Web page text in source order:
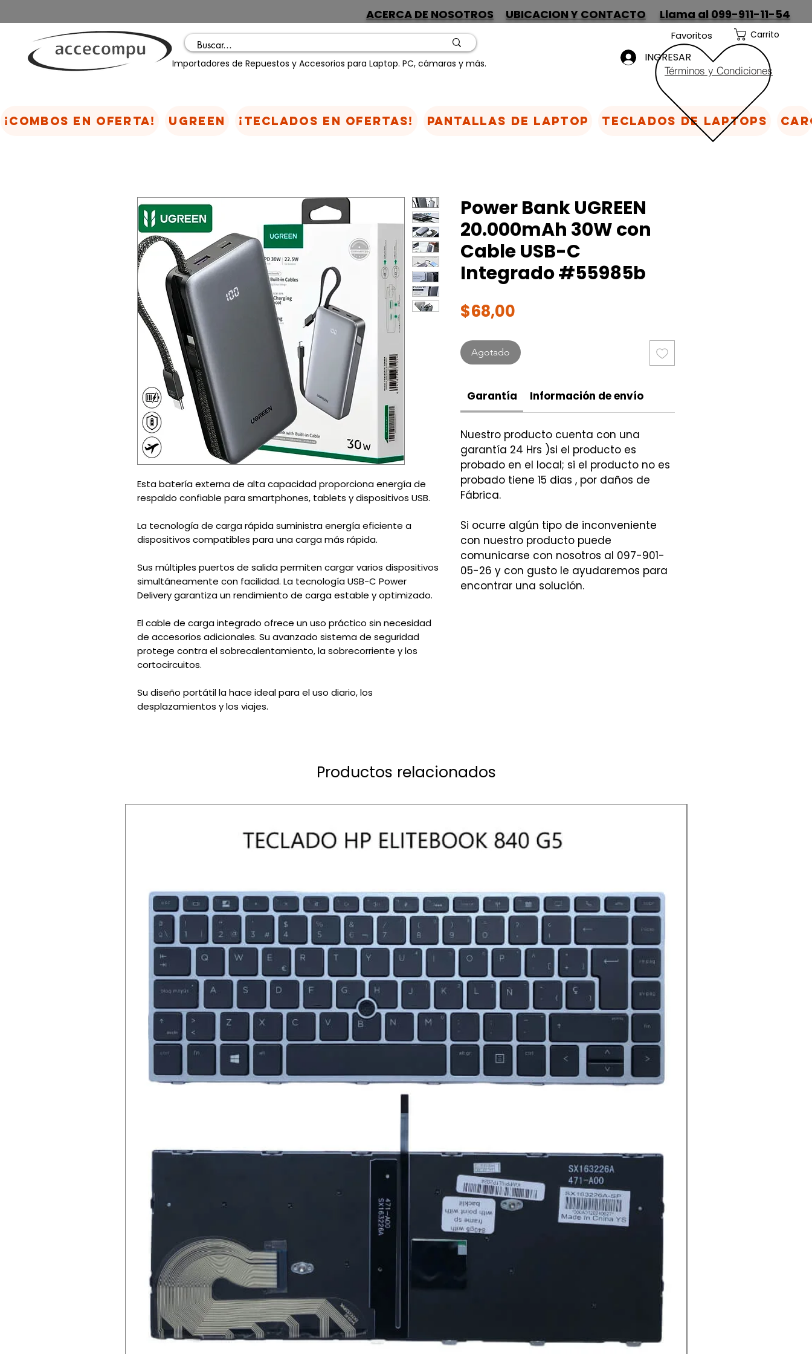
ACERCA DE NOSOTROS UBICACION Y CONTACTO Llama al 099-911-11-54
Importadores de Repuestos y Accesorios para Laptop. PC, cámaras y más.
Favoritos Carrito
Términos y Condiciones
INGRESAR
Esta batería externa de alta capacidad proporciona energía de
respaldo confiable para smartphones, tablets y dispositivos USB.
La tecnología de carga rápida suministra energía eficiente a
dispositivos compatibles para una carga más rápida.
Sus múltiples puertos de salida permiten cargar varios dispositivos
simultáneamente con facilidad. La tecnología USB-C Power
Delivery garantiza un rendimiento de carga estable y optimizado.
El cable de carga integrado ofrece un uso práctico sin necesidad
de accesorios adicionales. Su avanzado sistema de seguridad
protege contra el sobrecalentamiento, la sobrecorriente y los
cortocircuitos.
Su diseño portátil la hace ideal para el uso diario, los
desplazamientos y los viajes.
Power Bank UGREEN
20.000mAh 30W con
Cable USB-C
Integrado #55985b
$68,00
Agotado
Garantía Información de envío
Nuestro producto cuenta con una
garantía 24 Hrs )si el producto es
probado en el local; si el producto no es
probado tiene 15 dias , por daños de
Fábrica.
Si ocurre algún tipo de inconveniente
con nuestro producto puede
comunicarse con nosotros al 097-901-
05-26 y con gusto le ayudaremos para
encontrar una solución.
Productos relacionados
¡COMBOS EN OFERTA! UGREEN ¡TECLADOS EN OFERTAS! Pantallas de Laptop Teclados de laptops